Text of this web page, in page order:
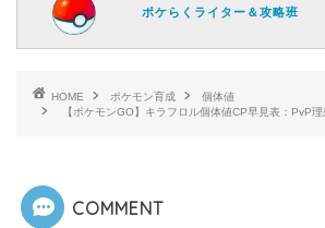
ポケらくライター＆攻略班
HOME ポケモン育成
個体値
【ポケモンGO】キラフロル個体値CP早見表：PvP
COMMENT